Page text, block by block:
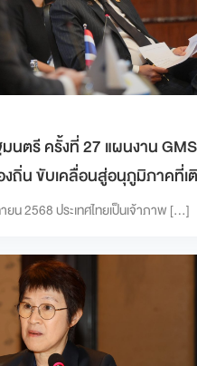
นตรี ครั้งที่ 27 แผนงาน
ถิ่น ขับเคลื่อนสู่อนุภูมิภาคที่เ
น 2568 ประเทศไทยเป็นเจ้าภาพ […]